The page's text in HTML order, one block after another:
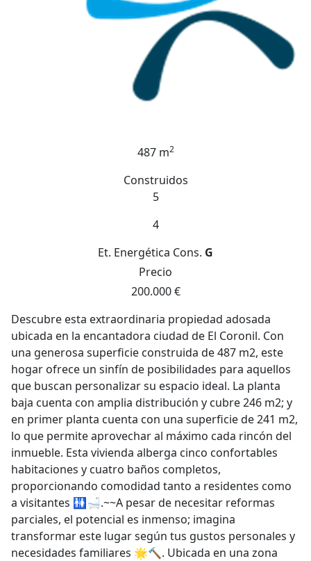
487 m2
Construidos
5
4
Et. Energética Cons. G
Precio
200.000 €
Descubre esta extraordinaria propiedad adosada
ubicada en la encantadora ciudad de El Coronil. Con
una generosa superficie construida de 487 m2, este
hogar ofrece un sinfín de posibilidades para aquellos
que buscan personalizar su espacio ideal. La planta
baja cuenta con amplia distribución y cubre 246 m2; y
en primer planta cuenta con una superficie de 241 m2,
lo que permite aprovechar al máximo cada rincón del
inmueble. Esta vivienda alberga cinco confortables
habitaciones y cuatro baños completos,
proporcionando comodidad tanto a residentes como
a visitantes 🚻🛁.~~A pesar de necesitar reformas
parciales, el potencial es inmenso; imagina
transformar este lugar según tus gustos personales y
necesidades familiares 🌟🔨. Ubicada en una zona